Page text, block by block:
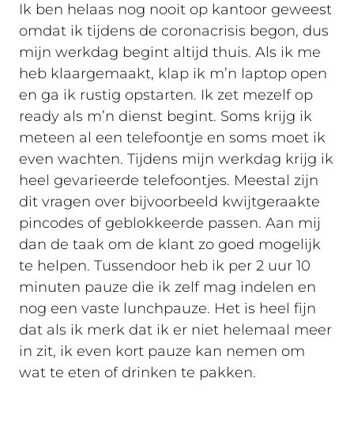
Ik ben helaas nog nooit op kantoor geweest
omdat ik tijdens de coronacrisis begon, dus
mijn werkdag begint altijd thuis. Als ik me
heb klaargemaakt, klap ik m’n laptop open
en ga ik rustig opstarten. Ik zet mezelf op
ready als m’n dienst begint. Soms krijg ik
meteen al een telefoontje en soms moet ik
even wachten. Tijdens mijn werkdag krijg ik
heel gevarieerde telefoontjes. Meestal zijn
dit vragen over bijvoorbeeld kwijtgeraakte
pincodes of geblokkeerde passen. Aan mij
dan de taak om de klant zo goed mogelijk
te helpen. Tussendoor heb ik per 2 uur 10
minuten pauze die ik zelf mag indelen en
nog een vaste lunchpauze. Het is heel fijn
dat als ik merk dat ik er niet helemaal meer
in zit, ik even kort pauze kan nemen om
wat te eten of drinken te pakken.